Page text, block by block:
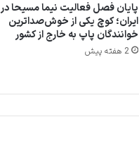
پایان فصل فعالیت نیما مسیحا در
ایران؛ کوچ یکی از خوش‌صداترین
خوانندگان پاپ به خارج از کشور
2 هفته پیش